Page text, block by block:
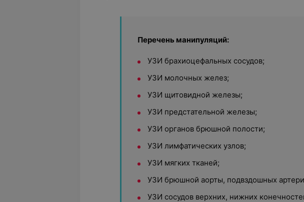
Перечень манипуляций:
УЗИ брахиоцефальных сосудов;
УЗИ молочных желез;
УЗИ щитовидной железы;
УЗИ предстательной железы;
УЗИ органов брюшной полости;
УЗИ лимфатических узлов;
УЗИ мягких тканей;
УЗИ брюшной аорты, подвздошных
УЗИ сосудов верхних, нижних